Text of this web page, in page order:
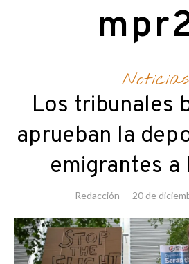
content
Noticias
Los tribunales
aprueban la
emigrantes a
Redacción 20 de